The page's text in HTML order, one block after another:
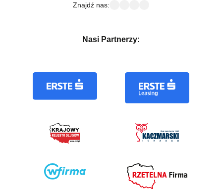
Znajdź nas:
Nasi Partnerzy: